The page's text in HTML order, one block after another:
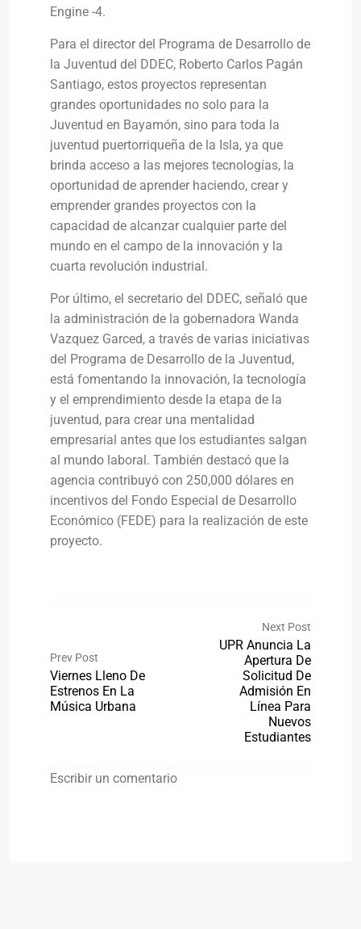
Engine -4.
Para el director del Programa de Desarrollo de
la Juventud del DDEC, Roberto Carlos Pagán
Santiago, estos proyectos representan
grandes oportunidades no solo para la
Juventud en Bayamón, sino para toda la
juventud puertorriqueña de la Isla, ya que
brinda acceso a las mejores tecnologías, la
oportunidad de aprender haciendo, crear y
emprender grandes proyectos con la
capacidad de alcanzar cualquier parte del
mundo en el campo de la innovación y la
cuarta revolución industrial.
Por último, el secretario del DDEC, señaló que
la administración de la gobernadora Wanda
Vazquez Garced, a través de varias iniciativas
del Programa de Desarrollo de la Juventud,
está fomentando la innovación, la tecnología
y el emprendimiento desde la etapa de la
juventud, para crear una mentalidad
empresarial antes que los estudiantes salgan
al mundo laboral. También destacó que la
agencia contribuyó con 250,000 dólares en
incentivos del Fondo Especial de Desarrollo
Económico (FEDE) para la realización de este
proyecto.
Prev Post
Viernes Lleno De
Estrenos En La
Música Urbana
Next Post
UPR Anuncia La
Apertura De
Solicitud De
Admisión En
Línea Para
Nuevos
Estudiantes
Escribir un comentario